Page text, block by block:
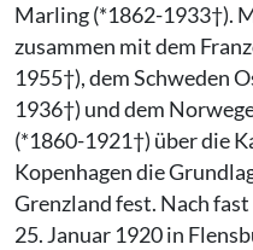
Marling (*1862-1933†).
zusammen mit dem
1955†), dem Schweden
1936†) und dem
(*1860-1921†) über die
Kopenhagen die
Grenzland fest. Nach
25. Januar 1920 in